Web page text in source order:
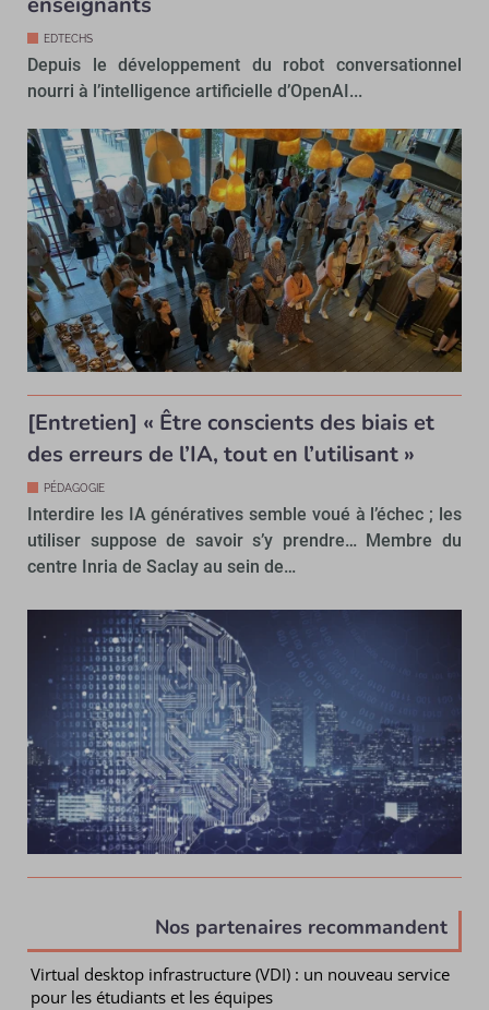
EDTECHS
Depuis le développement du robot conversationnel
nourri à l’intelligence artificielle d’OpenAI...
[Entretien] « Être conscients des biais et
des erreurs de l’IA, tout en l’utilisant »
PÉDAGOGIE
Interdire les IA génératives semble voué à l’échec ; les
utiliser suppose de savoir s’y prendre… Membre du
centre Inria de Saclay au sein de…
Nos partenaires recommandent
Virtual desktop infrastructure (VDI) : un nouveau service
pour les étudiants et les équipes